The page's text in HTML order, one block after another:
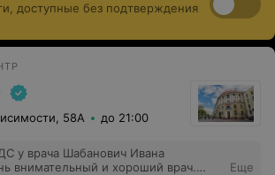
доступные без подтверждения
58А до 21:00
у врача Шабанович Ивана
внимательный и хороший врач.
Еще